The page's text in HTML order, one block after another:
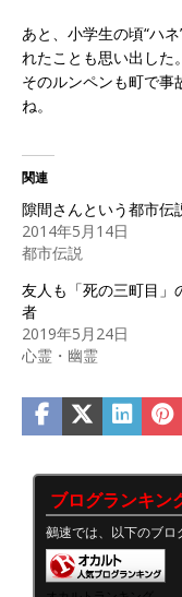
あと、小学生の頃“ハ
れたことも思い出した。
そのルンペンも町で事
ね。
関連
隙間さんという都市伝
2014年5月14日
都市伝説
友人も「死の三町目」
者
2019年5月24日
心霊・幽霊
ブログランキン
鵺速では、以下のブロ